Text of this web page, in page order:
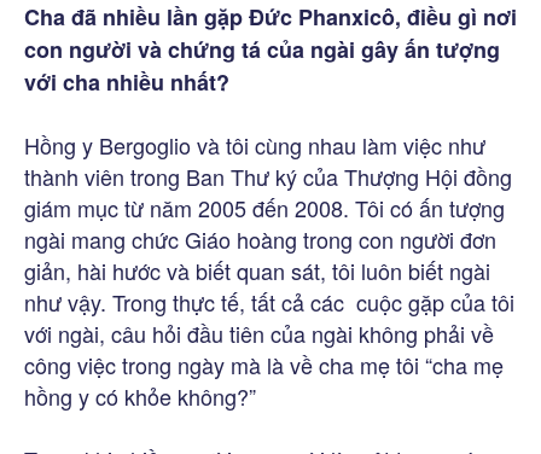
Cha đã nhiều lần gặp Đức Phanxicô, điều gì nơi
con người và chứng tá của ngài gây ấn tượng
với cha nhiều nhất?
Hồng y Bergoglio và tôi cùng nhau làm việc như
thành viên trong Ban Thư ký của Thượng Hội đồng
giám mục từ năm 2005 đến 2008. Tôi có ấn tượng
ngài mang chức Giáo hoàng trong con người đơn
giản, hài hước và biết quan sát, tôi luôn biết ngài
như vậy. Trong thực tế, tất cả các cuộc gặp của tôi
với ngài, câu hỏi đầu tiên của ngài không phải về
công việc trong ngày mà là về cha mẹ tôi “cha mẹ
hồng y có khỏe không?”